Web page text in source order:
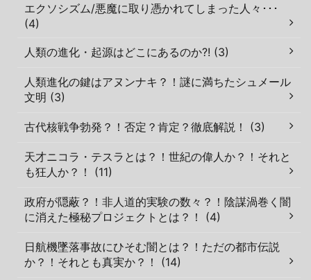
エクソシズム/悪魔に取り憑かれてしまった人々･･･
(4)
人類の進化・起源はどこにあるのか?! (3)
人類進化の鍵はアヌンナキ？！謎に満ちたシュメール
文明 (3)
古代核戦争勃発？！否定？肯定？徹底解説！ (3)
天才ニコラ・テスラとは？！世紀の偉人か？！それと
も狂人か？！ (11)
政府が隠蔽？！非人道的実験の数々？！陰謀渦巻く闇
に消えた極秘プロジェクトとは？！ (4)
日航機墜落事故にひそむ闇とは？！ただの都市伝説
か？！それとも真実か？！ (14)